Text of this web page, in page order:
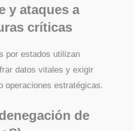
y ataques a
críticas
por estados utilizan
datos vitales y exigir
operaciones estratégicas.
de